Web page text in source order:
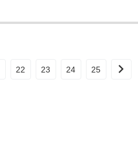
22 23 24 25